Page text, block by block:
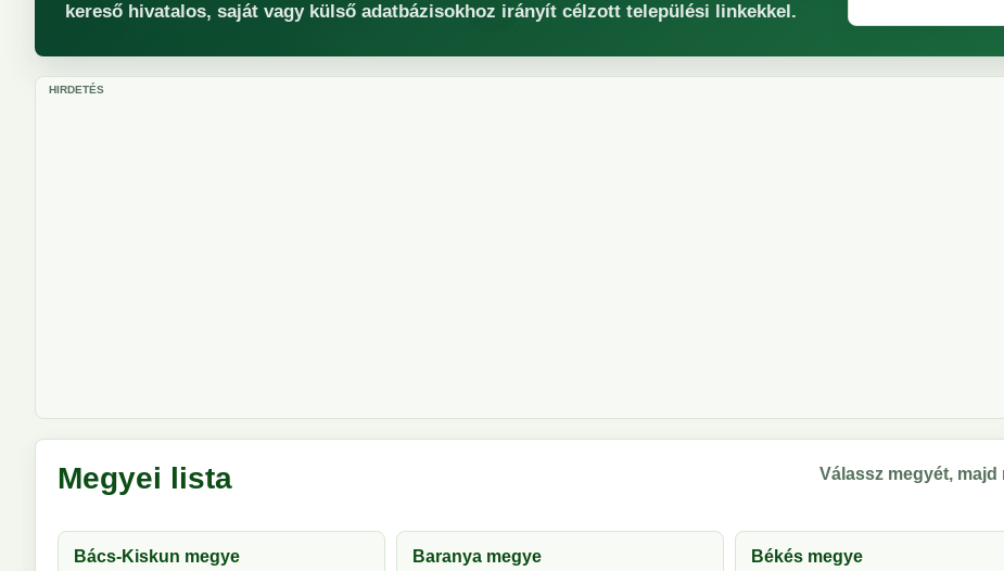
kereső hivatalos, saját vagy külső adatbázisokhoz irányít célzott települési linkekkel.
HIRDETÉS
Megyei lista
Válassz megyét,
Bács-Kiskun megye Baranya megye Békés megye